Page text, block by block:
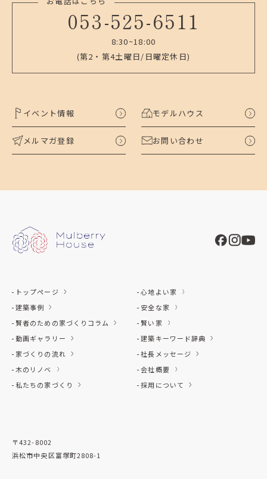
053-525-6511
8:30~18:00
(第2・第4土曜日/日曜定休日)
イベント情報 モデルハウス
メルマガ登録 お問い合わせ
トップページ
建築事例
賢者のための家づくりコラム
動画ギャラリー
家づくりの流れ
木のリノベ
私たちの家づくり
心地よい家
安全な家
賢い家
建築キーワード辞典
社長メッセージ
会社概要
採用について
〒432-8002
浜松市中央区富塚町2808-1